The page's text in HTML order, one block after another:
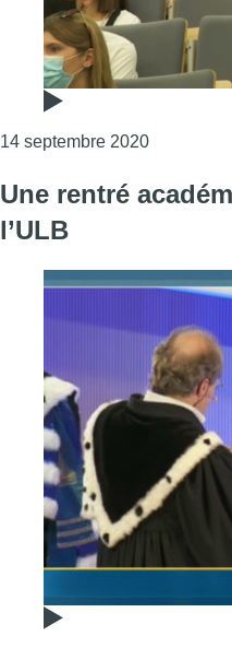
14 septembre 2020Consulter
Une rentré
l’ULB